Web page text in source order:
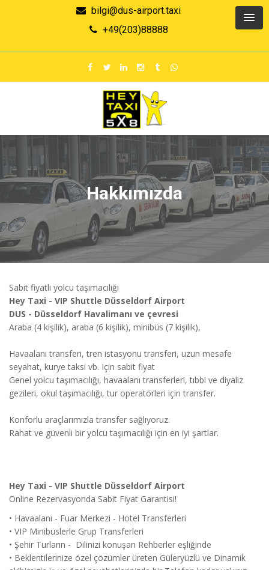
bilgi@dus-airport.taxi
+49(203)88888
Hakkımızda
Sabit fiyatlı yolcu taşımacılığı
Hey Taxi - VIP Shuttle Düsseldorf Airport
DUS - Düsseldorf Havalimanı ve çevresi
Araba (4 kişilik), araba (6 kişilik), minibüs (7 kişilik),
Havaalanı transferi, tren istasyonu transferi, uzun mesafe
seyahat, kurye taksi vb. Için sabit fiyat
Genel yolcu taşımacılığı, havaalanı transferleri, tıbbi ve diyaliz
gezileri, okul taşımacılığı, tur operatörleri için transfer.
Konforlu araçlarımızla transfer sağlıyoruz.
Rahat ve güvenli bir yolcu taşımacılığı için en iyi şartlar.
Hey Taxi - VIP Shuttle Düsseldorf Airport
Online Rezervasyonda Sabit Fiyat Garantisi!
• Havaalanı - Fuar Merkezi - Hotel Transferleri
• VIP Minibüslerle Grup Transferleri
• Şehir Turların - Dilinizi konuşan Rehberler eşliğinde
• Beklentilerinize özel çözümler üreten Güleryüzlü ve Dinamik